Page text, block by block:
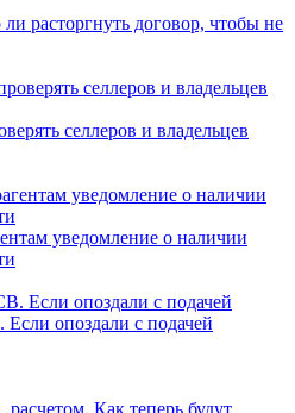
расторгнуть договор, чтобы не
селлеров и владельцев
уведомление о наличии
опоздали с подачей